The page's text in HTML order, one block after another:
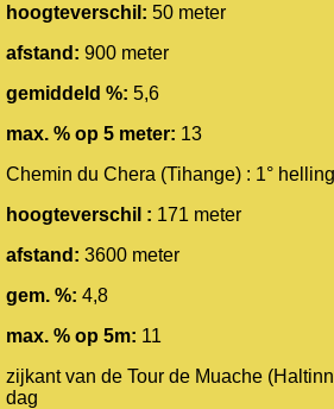
hoogteverschil: 50 meter
afstand: 900 meter
gemiddeld %: 5,6
max. % op 5 meter: 13
Chemin du Chera (Tihange) : 1°
hoogteverschil : 171 meter
afstand: 3600 meter
gem. %: 4,8
max. % op 5m: 11
zijkant van de Tour de Muache
dag